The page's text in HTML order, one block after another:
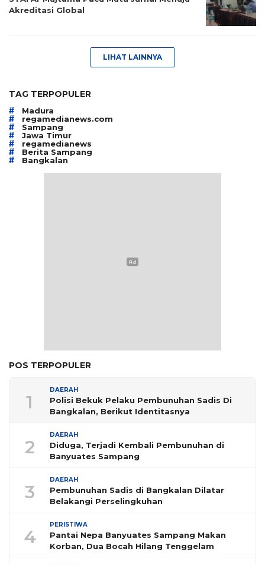
Akreditasi Global
LIHAT LAINNYA
TAG TERPOPULER
# Madura
# regamedianews.com
# Sampang
# Jawa Timur
# regamedianews
# Berita Sampang
# Bangkalan
POS TERPOPULER
1
DAERAH
Polisi Bekuk Pelaku Pembunuhan Sadis Di
Bangkalan, Berikut Identitasnya
2
DAERAH
Diduga, Terjadi Kembali Pembunuhan di
Banyuates Sampang
3
DAERAH
Pembunuhan Sadis di Bangkalan Dilatar
Belakangi Perselingkuhan
4
PERISTIWA
Pantai Nepa Banyuates Sampang Makan
Korban, Dua Bocah Hilang Tenggelam